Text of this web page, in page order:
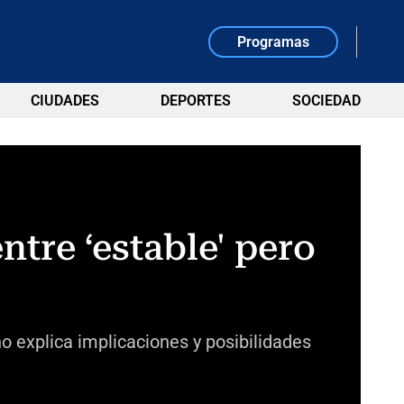
Programas
CIUDADES DEPORTES SOCIEDAD
‘estable' pero
explica implicaciones y posibilidades